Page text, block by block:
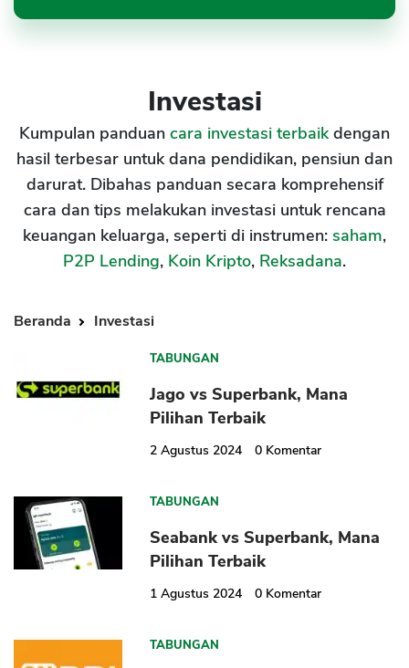
Investasi
Kumpulan panduan cara investasi terbaikdengan
hasil terbesar untuk dana pendidikan, pensiun dan
darurat. Dibahas panduan secara komprehensif
cara dan tips melakukan investasi untuk rencana
keuangan keluarga, seperti di instrumen: saham,
P2P Lending, Koin Kripto, Reksadana.
Beranda Investasi
TABUNGAN
Jago vs Superbank, Mana
Pilihan Terbaik
2 Agustus 2024 0 Komentar
TABUNGAN
Seabank vs Superbank, Mana
Pilihan Terbaik
1 Agustus 2024 0 Komentar
TABUNGAN